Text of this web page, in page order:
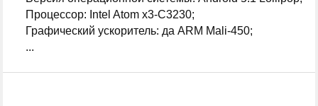
Процессор: Intel Atom x3-C3230;
Графический ускоритель: да ARM Mali-450;
...